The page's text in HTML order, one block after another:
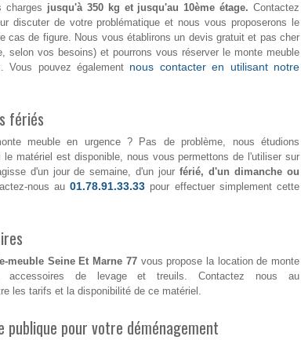
charges jusqu'à 350 kg et jusqu'au 10ème étage. Contactez
discuter de votre problématique et nous vous proposerons le
cas de figure. Nous vous établirons un devis gratuit et pas cher
selon vos besoins) et pourrons vous réserver le monte meuble
Vous pouvez également nous contacter en utilisant notre
fériés
meuble en urgence ? Pas de problème, nous étudions
le matériel est disponible, nous vous permettons de l'utiliser sur
d'un jour de semaine, d'un jourférié, d'un dimanche ou
nous au01.78.91.33.33 pour effectuer simplement cette
meuble Seine Et Marne 77vous propose la location de monte
accessoires de levage et treuils. Contactez nous au
les tarifs et la disponibilité de ce matériel.
publique pour votre déménagement